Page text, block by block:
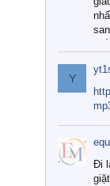
với
khí
Y
Đi